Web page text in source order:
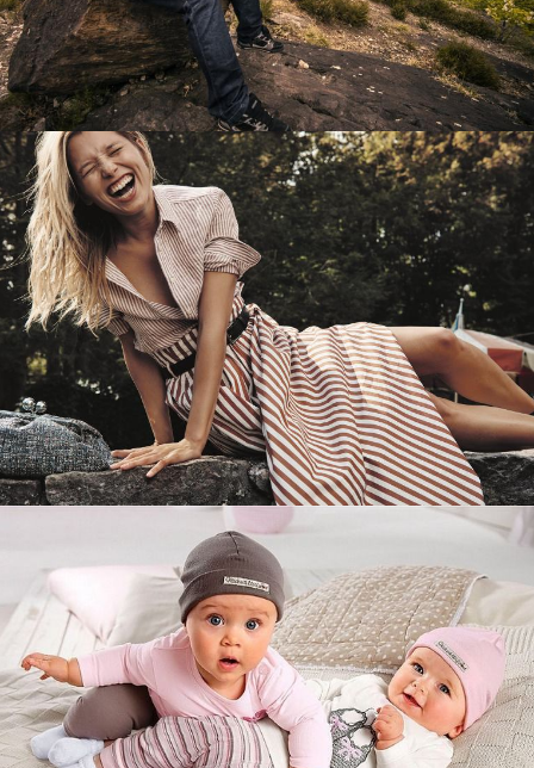
Смотреть проект
Имиджевый сайт для сети магазинов
Soho Project
Смотреть проект
Увеличили выручку интернет-
магазину topdatop.ru на 25%!